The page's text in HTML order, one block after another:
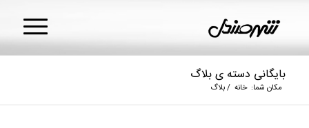
بایگانی دسته ی بلاگ
مکان شما: خانه /بلاگ